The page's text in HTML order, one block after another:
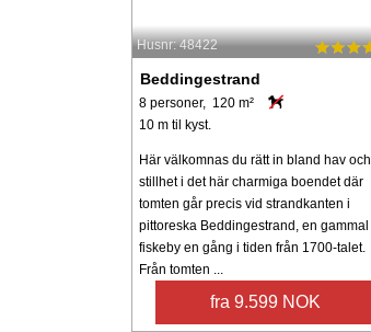
Husnr: 48422
Beddingestrand
8 personer, 120 m²
10 m til kyst.
Här välkomnas du rätt in bland hav och
stillhet i det här charmiga boendet där
tomten går precis vid strandkanten i
pittoreska Beddingestrand, en gammal
fiskeby en gång i tiden från 1700-talet.
Från tomten ...
fra 9.599 NOK